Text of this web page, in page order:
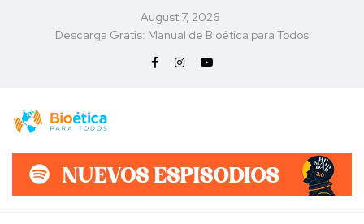
August 7, 2026
Descarga Gratis: Manual de Bioética para Todos